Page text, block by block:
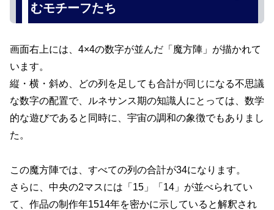
むモチーフたち
画面右上には、4×4の数字が並んだ「魔方陣」が描かれて
います。
縦・横・斜め、どの列を足しても合計が同じになる不思議
な数字の配置で、ルネサンス期の知識人にとっては、数学
的な遊びであると同時に、宇宙の調和の象徴でもありまし
た。
この魔方陣では、すべての列の合計が34になります。
さらに、中央の2マスには「15」「14」が並べられてい
て、作品の制作年1514年を密かに示していると解釈され